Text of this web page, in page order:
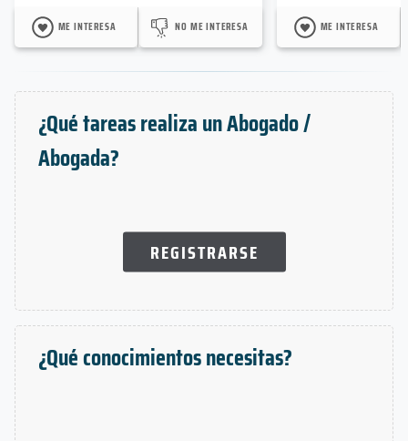
ME INTERESA NO ME INTERESA ME INTERESA
¿Qué tareas realiza un Abogado /
Abogada?
REGISTRARSE
¿Qué conocimientos necesitas?